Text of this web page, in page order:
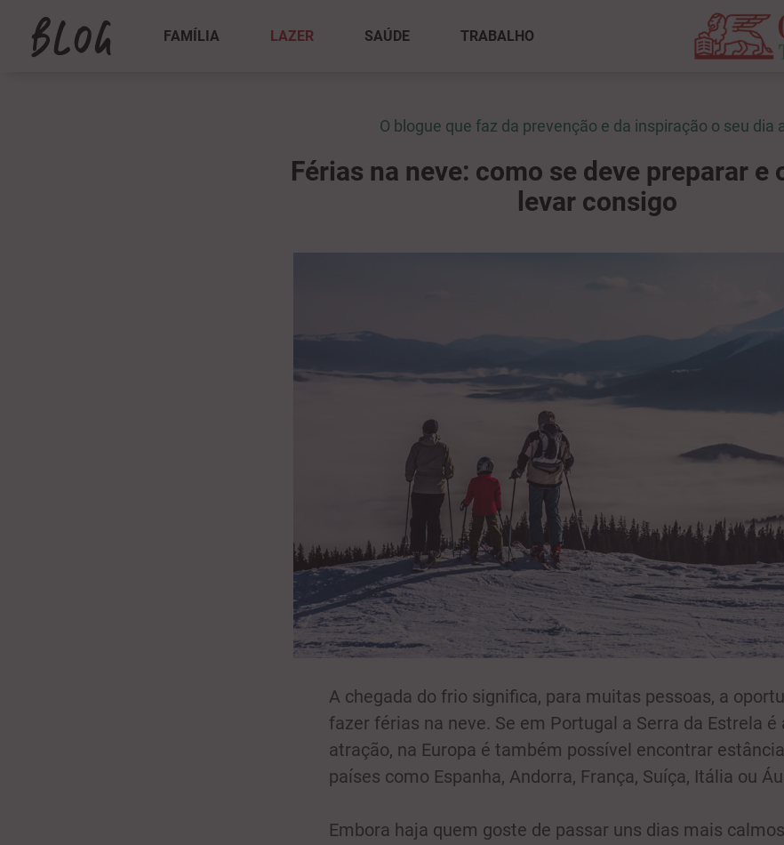
FAMÍLIA LAZER SAÚDE TRABALHO
O blogue que faz da prevenção e da inspiração o seu dia
Férias na neve: como se deve preparar e
levar consigo
A chegada do frio significa, para muitas pessoas, a
fazer férias na neve. Se em Portugal a Serra da Estrela é
atração, na Europa é também possível encontrar
países como Espanha, Andorra, França, Suíça, Itália ou
Embora haja quem goste de passar uns dias mais